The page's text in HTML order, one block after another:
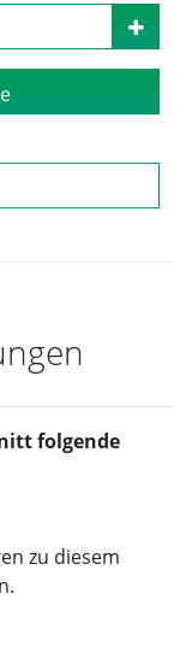
folgende
zu diesem